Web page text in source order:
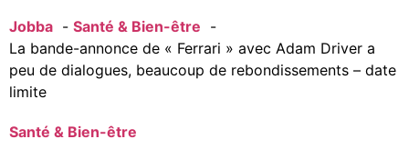
Jobba
Santé & Bien-être
La bande-annonce de « Ferrari » avec Adam Driver a
peu de dialogues, beaucoup de rebondissements – date
limite
Santé & Bien-être